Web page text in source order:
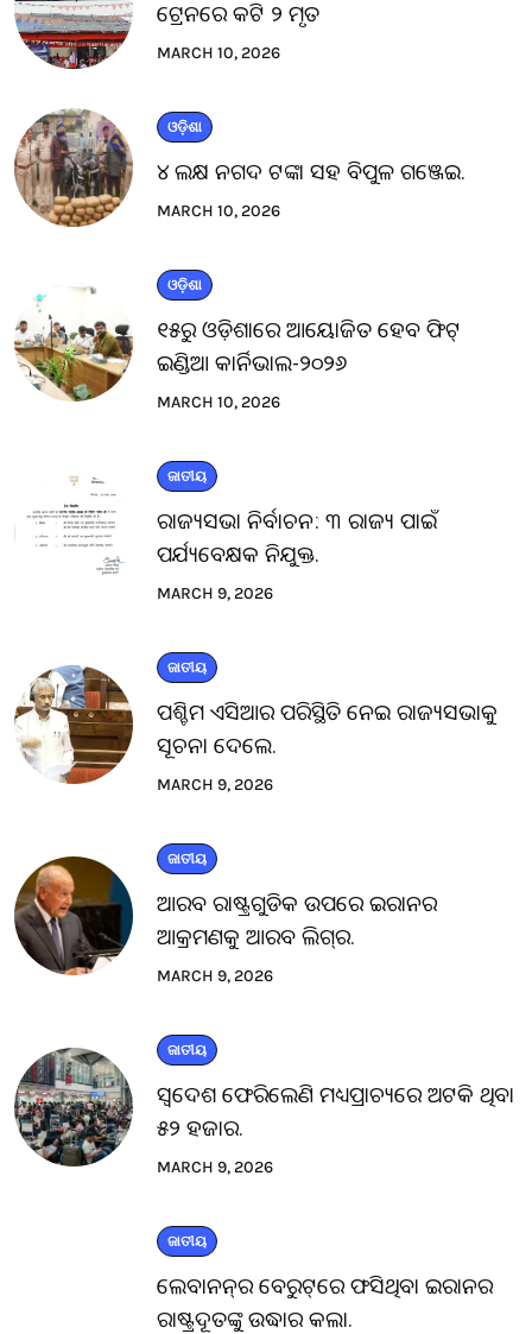
ଟ୍ରେନରେ କଟି ୨ ମୃତ
MARCH 10, 2026
ଓଡ଼ିଶା
୪ ଲକ୍ଷ ନଗଦ ଟଙ୍କା ସହ ବିପୁଳ ଗଞ୍ଜେଇ.
MARCH 10, 2026
ଓଡ଼ିଶା
୧୫ରୁ ଓଡ଼ିଶାରେ ଆୟୋଜିତ ହେବ ଫିଟ୍
ଇଣ୍ଡିଆ କାର୍ନିଭାଲ-୨୦୨୬
MARCH 10, 2026
ଜାତୀୟ
ରାଜ୍ୟସଭା ନିର୍ବାଚନ: ୩ ରାଜ୍ୟ ପାଇଁ
ପର୍ଯ୍ୟବେକ୍ଷକ ନିଯୁକ୍ତ.
MARCH 9, 2026
ଜାତୀୟ
ପଶ୍ଚିମ ଏସିଆର ପରିସ୍ଥିତି ନେଇ ରାଜ୍ୟସଭାକୁ
ସୂଚନା ଦେଲେ.
MARCH 9, 2026
ଜାତୀୟ
ଆରବ ରାଷ୍ଟ୍ରଗୁଡିକ ଉପରେ ଇରାନର
ଆକ୍ରମଣକୁ ଆରବ ଲିଗ୍‌ର.
MARCH 9, 2026
ଜାତୀୟ
ସ୍ବଦେଶ ଫେରିଲେଣି ମଧ୍ୟପ୍ରାଚ୍ୟରେ ଅଟକି ଥିବା
୫୨ ହଜାର.
MARCH 9, 2026
ଜାତୀୟ
ଲେବାନନ୍‌ର ବେରୁଟ୍‌ରେ ଫସିଥିବା ଇରାନର
ରାଷ୍ଟ୍ରଦୂତଙ୍କୁ ଉଦ୍ଧାର କଲା.